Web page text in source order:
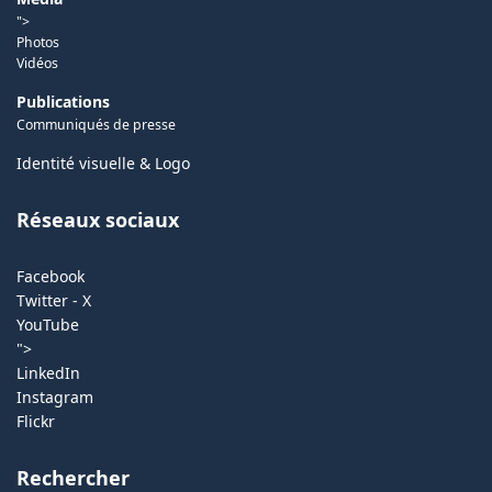
">
Photos
Vidéos
Publications
Communiqués de presse
Identité visuelle & Logo
Réseaux sociaux
Facebook
Twitter - X
YouTube
">
LinkedIn
Instagram
Flickr
Rechercher